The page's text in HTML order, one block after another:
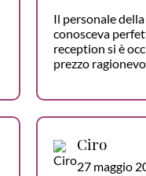
Il personale
conosceva
reception si è
prezzo
Ciro
27 maggio